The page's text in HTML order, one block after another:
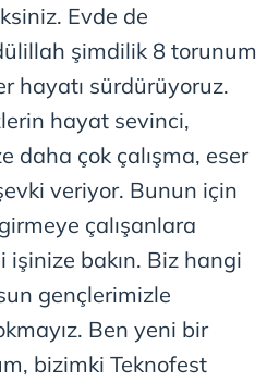
Evde de
şimdilik 8 torunum
hayatı sürdürüyoruz.
hayat sevinci,
daha çok çalışma, eser
veriyor. Bunun için
çalışanlara
işinize bakın. Biz hangi
gençlerimizle
Ben yeni bir
bizimki Teknofest